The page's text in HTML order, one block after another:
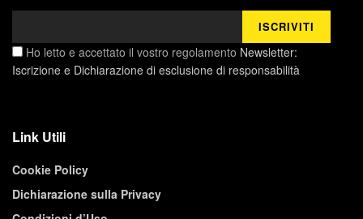
Ho letto e accettato il vostro regolamento Newsletter:
Iscrizione e Dichiarazione di esclusione di responsabilità
Link Utili
Cookie Policy
Dichiarazione sulla Privacy